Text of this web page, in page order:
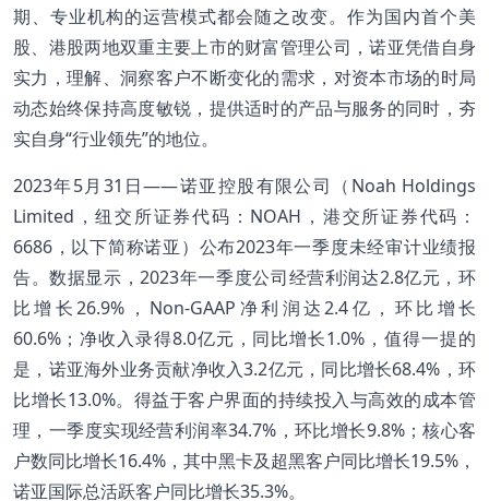
期、专业机构的运营模式都会随之改变。作为国内首个美
股、港股两地双重主要上市的财富管理公司，诺亚凭借自身
实力，理解、洞察客户不断变化的需求，对资本市场的时局
动态始终保持高度敏锐，提供适时的产品与服务的同时，夯
实自身“行业领先”的地位。
2023年5月31日——诺亚控股有限公司（Noah Holdings
Limited，纽交所证券代码：NOAH，港交所证券代码：
6686，以下简称诺亚）公布2023年一季度未经审计业绩报
告。数据显示，2023年一季度公司经营利润达2.8亿元，环
比增长26.9%，Non-GAAP净利润达2.4亿，环比增长
60.6%；净收入录得8.0亿元，同比增长1.0%，值得一提的
是，诺亚海外业务贡献净收入3.2亿元，同比增长68.4%，环
比增长13.0%。得益于客户界面的持续投入与高效的成本管
理，一季度实现经营利润率34.7%，环比增长9.8%；核心客
户数同比增长16.4%，其中黑卡及超黑客户同比增长19.5%，
诺亚国际总活跃客户同比增长35.3%。